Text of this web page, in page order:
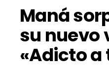
Maná
su nuevo
«Adicto a